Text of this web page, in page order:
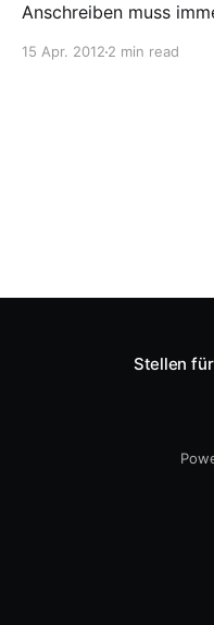
Anschreiben muss
lesenden Personaler
15 Apr. 2012 2 min read
Stellen